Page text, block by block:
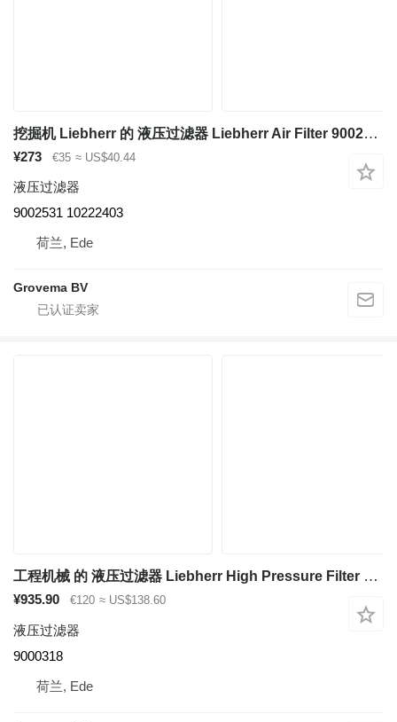
挖掘机 Liebherr 的 液压过滤器 Liebherr Air Filter 9002531
¥273 €35 ≈ US$40.44
液压过滤器
9002531 10222403
荷兰, Ede
Grovema BV
工程机械 的 液压过滤器 Liebherr High Pressure Filter 9000318
¥935.90 €120 ≈ US$138.60
液压过滤器
9000318
荷兰, Ede